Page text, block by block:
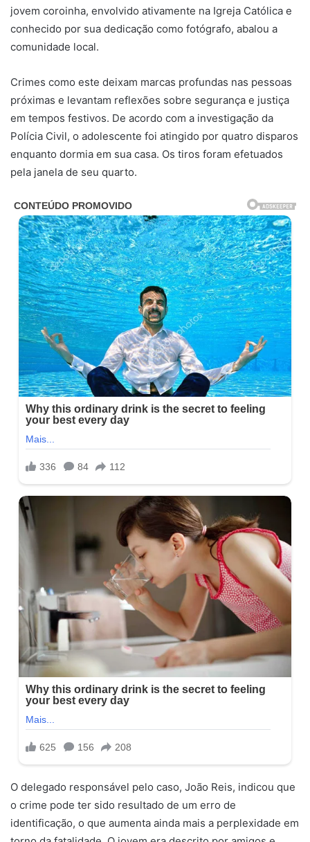
jovem coroinha, envolvido ativamente na Igreja Católica e
conhecido por sua dedicação como fotógrafo, abalou a
comunidade local.
Crimes como este deixam marcas profundas nas pessoas
próximas e levantam reflexões sobre segurança e justiça
em tempos festivos. De acordo com a investigação da
Polícia Civil, o adolescente foi atingido por quatro disparos
enquanto dormia em sua casa. Os tiros foram efetuados
pela janela de seu quarto.
O delegado responsável pelo caso, João Reis, indicou que
o crime pode ter sido resultado de um erro de
identificação, o que aumenta ainda mais a perplexidade em